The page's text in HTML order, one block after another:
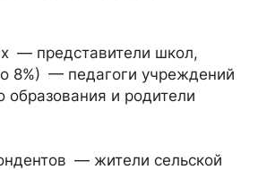
— представители школ,
8%) — педагоги учреждений
образования и родители
— жители сельской